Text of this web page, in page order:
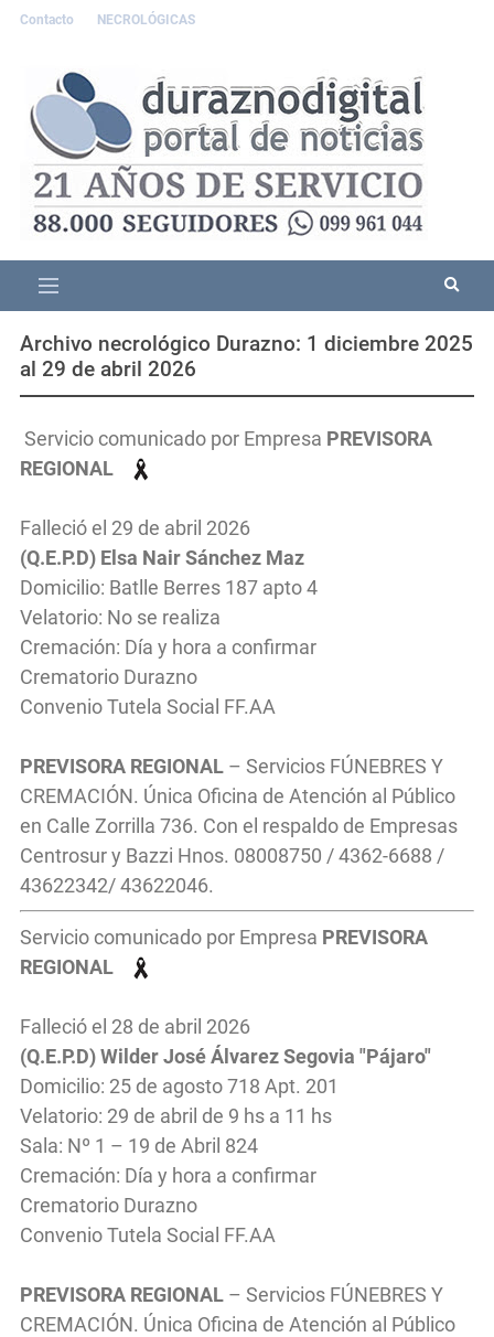
Contacto NECROLÓGICAS
Archivo necrológico Durazno: 1 diciembre 2025
al 29 de abril 2026
Servicio comunicado por Empresa PREVISORA
REGIONAL
Falleció el 29 de abril 2026
(Q.E.P.D) Elsa Nair Sánchez Maz
Domicilio: Batlle Berres 187 apto 4
Velatorio: No se realiza
Cremación: Día y hora a confirmar
Crematorio Durazno
Convenio Tutela Social FF.AA
PREVISORA REGIONAL – Servicios FÚNEBRES Y
CREMACIÓN. Única Oficina de Atención al Público
en Calle Zorrilla 736. Con el respaldo de Empresas
Centrosur y Bazzi Hnos. 08008750 / 4362-6688 /
43622342/ 43622046.
Servicio comunicado por Empresa PREVISORA
REGIONAL
Falleció el 28 de abril 2026
(Q.E.P.D) Wilder José Álvarez Segovia "Pájaro"
Domicilio: 25 de agosto 718 Apt. 201
Velatorio: 29 de abril de 9 hs a 11 hs
Sala: Nº 1 – 19 de Abril 824
Cremación: Día y hora a confirmar
Crematorio Durazno
Convenio Tutela Social FF.AA
PREVISORA REGIONAL – Servicios FÚNEBRES Y
CREMACIÓN. Única Oficina de Atención al Público